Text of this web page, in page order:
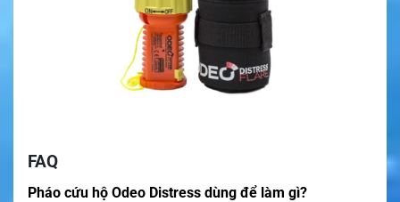
FAQ
Pháo cứu hộ Odeo Distress dùng để làm gì?